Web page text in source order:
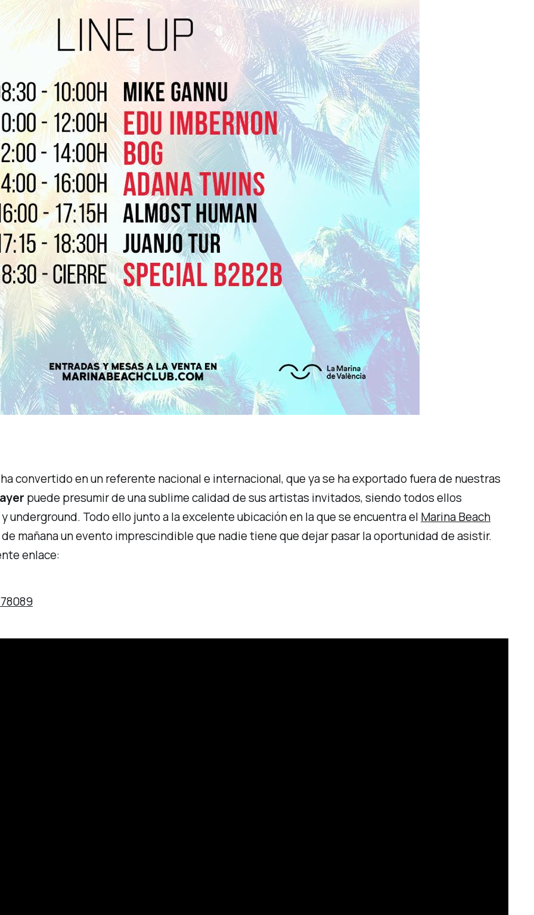
convertido en un referente nacional e internacional, que ya se ha exportado fuera de nuestras
puede presumir de una sublime calidad de sus artistas invitados, siendo todos ellos
yunderground. Todo ello junto a la excelente ubicación en la que se encuentra el Marina Beach
mañana un evento imprescindible que nadie tiene que dejar pasar la oportunidad de asistir.
enlace: